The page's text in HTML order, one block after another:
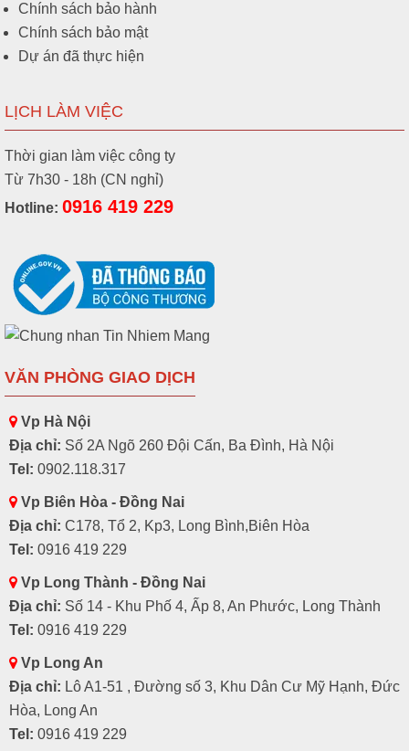
Chính sách bảo hành
Chính sách bảo mật
Dự án đã thực hiện
LỊCH LÀM VIỆC
Thời gian làm việc công ty
Từ 7h30 - 18h (CN nghỉ)
Hotline: 0916 419 229
VĂN PHÒNG GIAO DỊCH
Vp Hà Nội
Địa chỉ: Số 2A Ngõ 260 Đội Cấn, Ba Đình, Hà Nội
Tel: 0902.118.317
Vp Biên Hòa - Đồng Nai
Địa chỉ: C178, Tổ 2, Kp3, Long Bình,Biên Hòa
Tel: 0916 419 229
Vp Long Thành - Đồng Nai
Địa chỉ: Số 14 - Khu Phố 4, Ấp 8, An Phước, Long Thành
Tel: 0916 419 229
Vp Long An
Địa chỉ: Lô A1-51 , Đường số 3, Khu Dân Cư Mỹ Hạnh, Đức
Hòa, Long An
Tel: 0916 419 229